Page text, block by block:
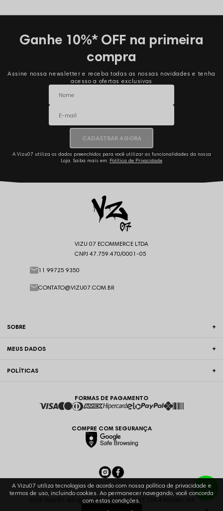
Ganhe 10%* OFF na primeira
compra
Assine nossa newsletter e receba todas as nossas novidades e tenha
acesso a ofertas exclusivas
CADASTRAR AGORA
A Vizu07 utiliza os dados preenchidos para você utilizar as funcionalidades da nossa
Loja. Saiba mais em: Política de Privacidade
SOBRE
MEUS DADOS
POLÍTICAS
VIZU 07 ECOMMERCE LTDA
CNPJ 47.759.470/0001-05
11 99725 9350
CONTATO@VIZU07.COM.BR
FORMAS DE PAGAMENTO
COMPRE COM SEGURANÇA
2025 Vizu 07. All rights reserved | CNPJ: 47.759.470/0001-05
A Vizu07 utiliza tecnologias de acordo com nossa política de privacidade e
termos de uso, incluindo cookies. Ao permanecer navegando, você concorda
com estas condições.